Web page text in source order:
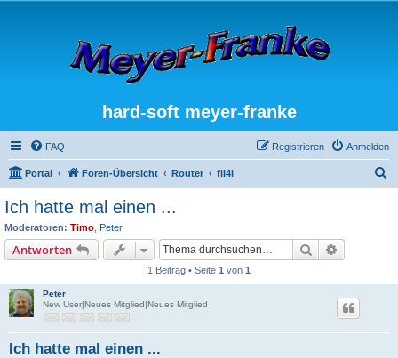
hard-soft meyer-franke
FAQ Anmelden
Registrieren
Portal Foren-Übersicht Router fli4l
Ich hatte mal einen ...
Moderatoren: Timo Peter
Antworten Suche
1 Beitrag • Seite 1 von 1
Peter
New User|Neues Mitglied|Neues Mitglied
Ich hatte mal einen ...